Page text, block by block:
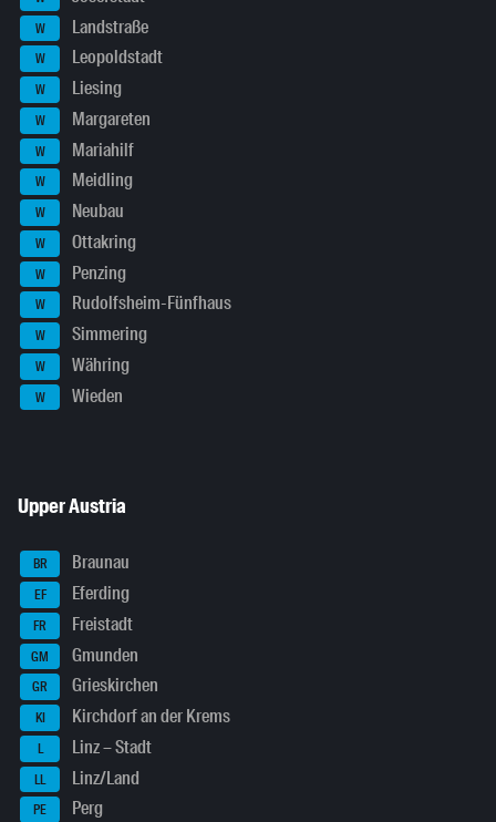
W Landstraße
W Leopoldstadt
W Liesing
W Margareten
W Mariahilf
W Meidling
W Neubau
W Ottakring
W Penzing
W Rudolfsheim-Fünfhaus
W Simmering
W Währing
W Wieden
Upper Austria
BR Braunau
EF Eferding
FR Freistadt
GM Gmunden
GR Grieskirchen
KI Kirchdorf an der Krems
L Linz – Stadt
LL Linz/Land
PE Perg